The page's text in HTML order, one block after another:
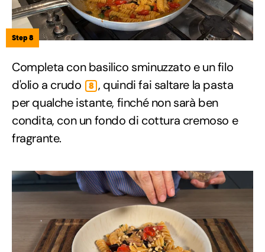
Step 8
Completa con basilico sminuzzato e un filo
d'olio a crudo
8 , quindi fai saltare la pasta
per qualche istante, finché non sarà ben
condita, con un fondo di cottura cremoso e
fragrante.